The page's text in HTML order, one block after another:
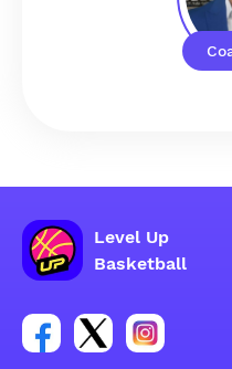
Level Up
Basketball
Link zur Facebook-
Link zumLink zum